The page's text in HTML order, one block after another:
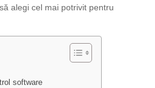
alegi cel mai potrivit pentru
software